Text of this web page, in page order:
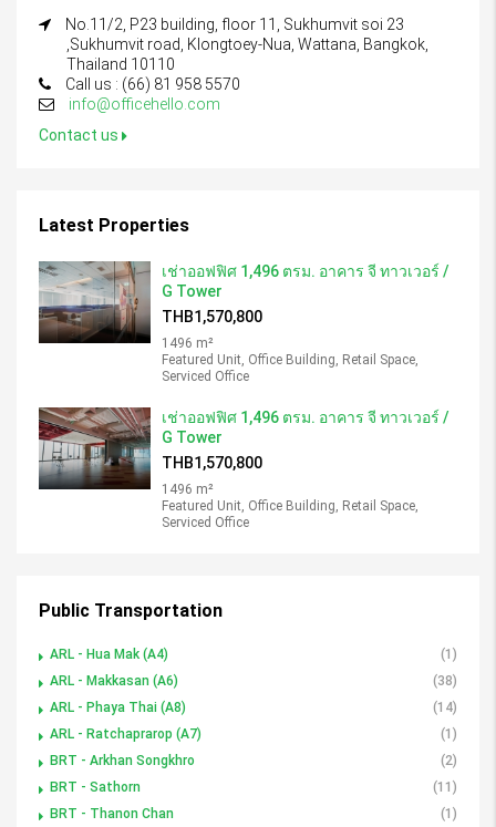
No.11/2, P23 building, floor 11, Sukhumvit soi 23
,Sukhumvit road, Klongtoey-Nua, Wattana, Bangkok,
Thailand 10110
Call us : (66) 81 958 5570
info@officehello.com
Contact us
Latest Properties
เช่าออฟฟิศ 1,496 ตรม. อาคาร จี ทาวเวอร์ /
G Tower
THB1,570,800
1496 m²
Featured Unit, Office Building, Retail Space,
Serviced Office
เช่าออฟฟิศ 1,496 ตรม. อาคาร จี ทาวเวอร์ /
G Tower
THB1,570,800
1496 m²
Featured Unit, Office Building, Retail Space,
Serviced Office
Public Transportation
ARL - Hua Mak (A4)
(1)
ARL - Makkasan (A6)
(38)
ARL - Phaya Thai (A8)
(14)
ARL - Ratchaprarop (A7)
(1)
BRT - Arkhan Songkhro
(2)
BRT - Sathorn
(11)
BRT - Thanon Chan
(1)